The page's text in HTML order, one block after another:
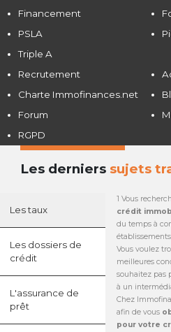
Financement
PSLA
Triple A
Recrutement
Charte Immofinances.net
Forum
RGPD
Les derniers sujets
Les taux
Les dossiers de
crédit
L'assurance de
prêt
1 Vous
crédit
du temps à
Vous voulez
meilleures
souhaitez pas
à un
Chez
afin de vous
pour votre